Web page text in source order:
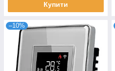
Купити
–10%